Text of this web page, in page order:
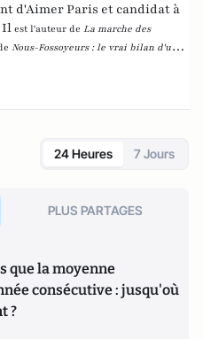
d'Aimer Paris et candidat à
Il est l'auteur de La marche des
Nous-Fossoyeurs : le vrai bilan d'un
24 Heures 7 Jours
PLUS PARTAGES
que la moyenne
consécutive : jusqu'où
?